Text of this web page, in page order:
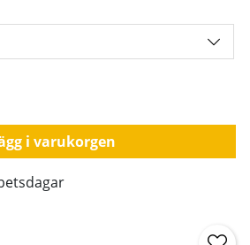
i varukorgen